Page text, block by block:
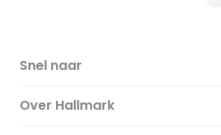
Snel naar
Over Hallmark